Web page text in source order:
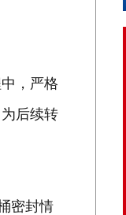
，严格
后续转
密封情